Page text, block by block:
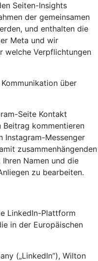
Seiten-Insights
der gemeinsamen
und enthalten die
Meta und wir
welche Verpflichtungen
über
Seite Kontakt
Beitrag kommentieren
Instagram-Messenger
zusammenhängenden
Namen und die
zu bearbeiten.
LinkedIn-Plattform
in der Europäischen
(„LinkedIn”), Wilton